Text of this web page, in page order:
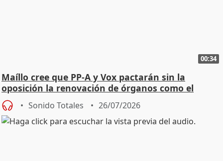
00:34
Maíllo cree que PP-A y Vox pactarán sin la
oposición la renovación de órganos como el
Defensor
Sonido Totales 26/07/2026